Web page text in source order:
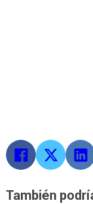
También